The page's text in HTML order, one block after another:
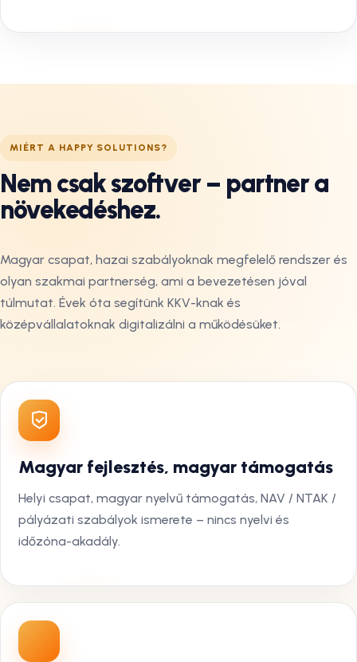
MIÉRT A HAPPY SOLUTIONS?
Nem csak szoftver – partner a
növekedéshez.
Magyar csapat, hazai szabályoknak megfelelő rendszer és
olyan szakmai partnerség, ami a bevezetésen jóval
túlmutat. Évek óta segítünk KKV-knak és
középvállalatoknak digitalizálni a működésüket.
Magyar fejlesztés, magyar támogatás
Helyi csapat, magyar nyelvű támogatás, NAV / NTAK /
pályázati szabályok ismerete – nincs nyelvi és
időzóna-akadály.